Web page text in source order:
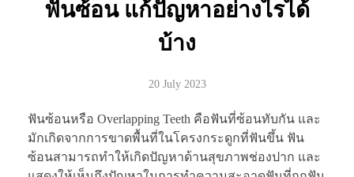
ฟันซ้อน แก้ปัญหาอย่างไรได้
บ้าง
20 July 2023
ฟันซ้อนหรือ Overlapping Teeth คือฟันที่ซ้อนทับกัน และ
มักเกิดจากการขาดพื้นที่ในโครงกระดูกที่ฟันขึ้น ฟัน
ซ้อนสามารถทำให้เกิดปัญหาด้านสุขภาพช่องปาก และ